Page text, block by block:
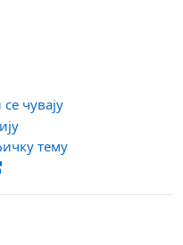
чувају
тему